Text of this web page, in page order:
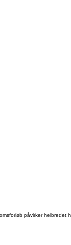
påvirker helbredet